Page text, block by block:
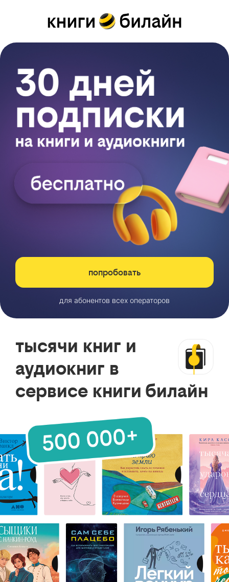
попробовать
для абонентов всех операторов
тысячи книг и
аудиокниг в
сервисе книги билайн